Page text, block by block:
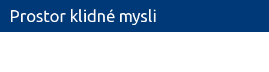
Prostor klidné mysli